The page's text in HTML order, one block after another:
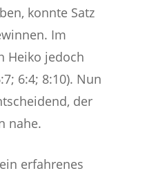
konnte Satz
Im
Heiko jedoch
6:4; 8:10). Nun
der
nahe.
erfahrenes